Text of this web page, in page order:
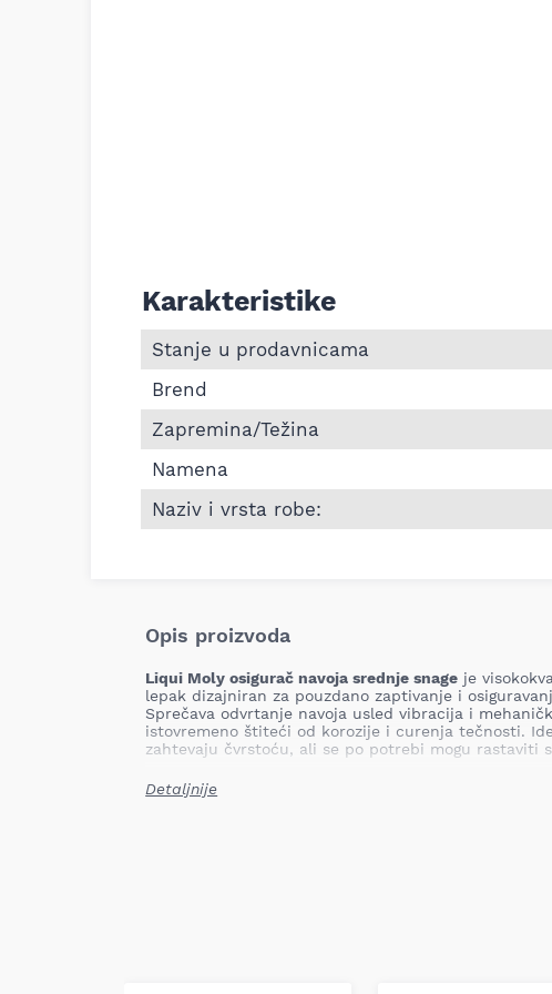
Informacije o Osigurač navoja srednje snage
Karakteristike
Stanje u prodavnicama
Brend
Zapremina/Težina
Namena
Naziv i vrsta robe:
Opis proizvoda
Liqui Moly osigurač navoja srednje snage je
lepak dizajniran za pouzdano zaptivanje i
Sprečava odvrtanje navoja usled vibracija i
istovremeno štiteći od korozije i curenja tečnosti.
zahtevaju čvrstoću, ali se po potrebi mogu rastaviti
Primena
Detaljnije